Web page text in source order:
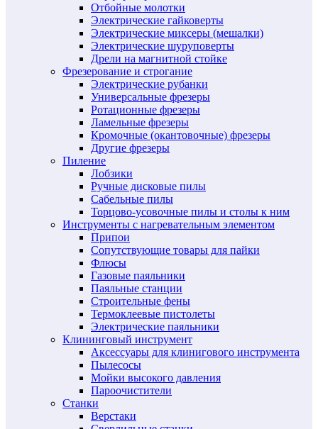
Отбойные молотки
Электрические гайковерты
Электрические миксеры (мешалки)
Электрические шуруповерты
Дрели на магнитной стойке
Фрезерование и строгание
Электрические рубанки
Универсальные фрезеры
Ротационные фрезеры
Ламельные фрезеры
Кромочные (окантовочные) фрезеры
Другие фрезеры
Пиление
Лобзики
Ручные дисковые пилы
Сабельные пилы
Торцово-усовочные пилы и столы к ним
Инструменты с нагревательным элементом
Припои
Сопутствующие товары для пайки
Флюсы
Газовые паяльники
Паяльные станции
Строительные фены
Термоклеевые пистолеты
Электрические паяльники
Клининговый инструмент
Аксессуары для клинигового инструмента
Пылесосы
Мойки высокого давления
Пароочистители
Станки
Верстаки